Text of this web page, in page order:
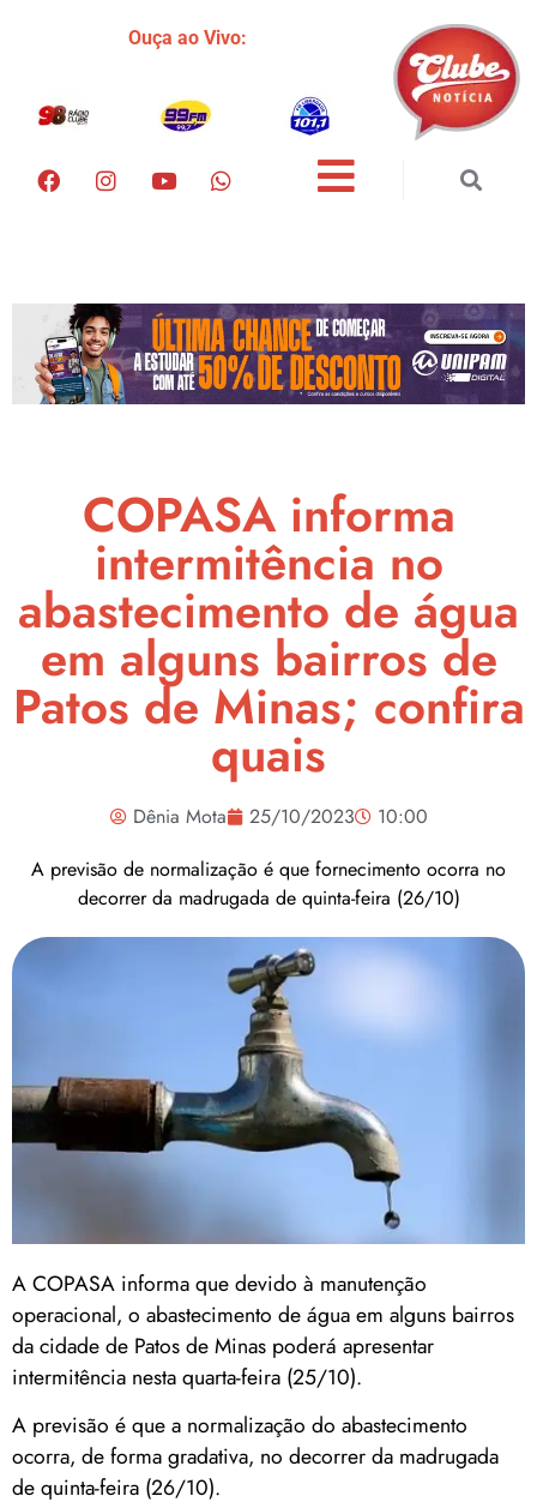
Ouça ao Vivo:
COPASA informa
intermitência no
abastecimento de água
em alguns bairros de
Patos de Minas; confira
quais
Dênia Mota 25/10/2023
10:00
A previsão de normalização é que fornecimento ocorra no
decorrer da madrugada de quinta-feira (26/10)
A COPASA informa que devido à manutenção
operacional, o abastecimento de água em alguns bairros
da cidade de Patos de Minas poderá apresentar
intermitência nesta quarta-feira (25/10).
A previsão é que a normalização do abastecimento
ocorra, de forma gradativa, no decorrer da madrugada
de quinta-feira (26/10).